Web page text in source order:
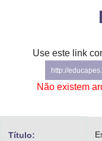
Use este link
http://
Não existem
Título: